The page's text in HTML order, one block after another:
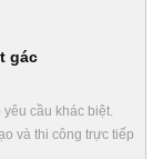
gác
cầu khác biệt.
và thi công trực tiếp